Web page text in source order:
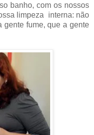
banho, com os nossos
limpeza interna: não
gente fume, que a gente